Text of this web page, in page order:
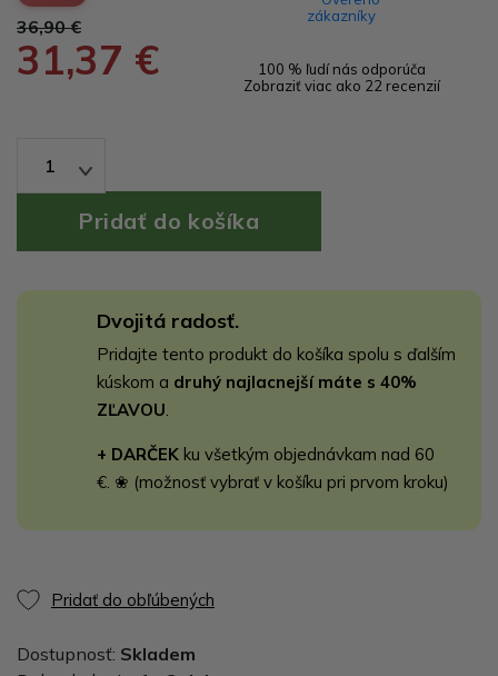
36,90 €
31,37 €
100 % ľudí nás odporúča
Zobraziť viac ako 22 recenzií
1
Dvojitá radosť.
Pridajte tento produkt do košíka spolu s ďalším
kúskom a druhý najlacnejší máte s 40%
ZĽAVOU
+ DARČEK ku všetkým objednávkam nad 60
€. ❀ (možnosť vybrať v košíku pri prvom kroku)
Pridať do obľúbených
Dostupnosť: Skladem